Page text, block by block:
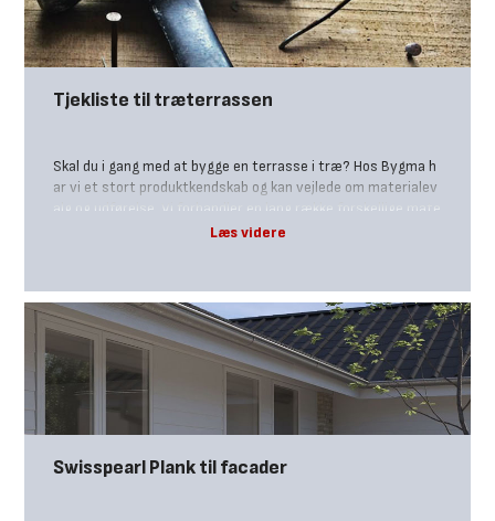
Tjekliste til træterrassen
Skal du i gang med at bygge en terrasse i træ? Hos Bygma h
ar vi et stort produktkendskab og kan vejlede om materialev
alg og udførelse. Vi forhandler en lang række forskellige mate
rialer til træterrasser, både trykimprægneret fyrretræ, bruni
fale at kigge på vores terrassebrædder i komposit. Vi har sa
mlet en tjekliste og gode råd, som du kan tage med dig, når d
u skal i gang med dit byggeprojekt.
Swisspearl Plank til facader